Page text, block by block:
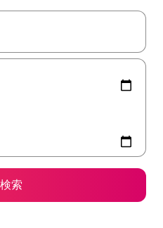
の矢印キーを使って移動するか
検索